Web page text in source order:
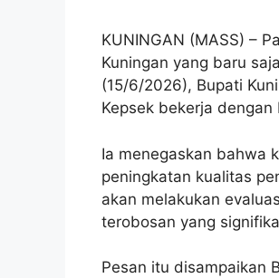
KUNINGAN (MASS) –
Kuningan yang baru
(15/6/2026), Bupati
Kepsek bekerja
Ia menegaskan bahwa
peningkatan kualitas
akan melakukan
terobosan yang
Pesan itu disampaikan